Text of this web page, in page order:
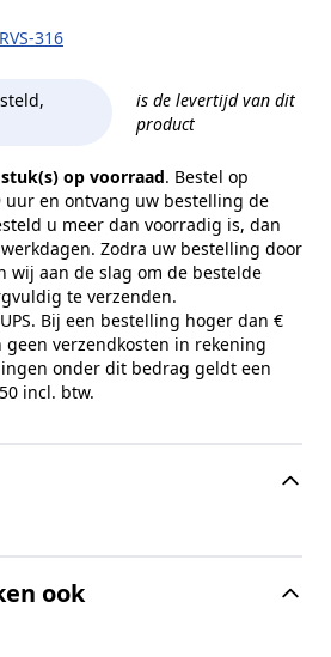
316
is de levertijd van dit
product
op voorraad. Bestel op
uur en ontvang uw bestelling de
u meer dan voorradig is, dan
Zodra uw bestelling door
wij aan de slag om de bestelde
te verzenden.
Bij een bestelling hoger dan €
verzendkosten in rekening
onder dit bedrag geldt een
incl. btw.
ook